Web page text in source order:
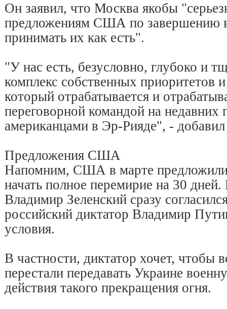
Он заявил, что Москва якобы
предложениям США по завершению
принимать их как есть".
"У нас есть, безусловно, глубоко и
комплекс собственных приоритетов
который отрабатывается и
переговорной командой на недавних
американцами в Эр-Рияде", -
Предложения США
Напомним, США в марте предложили
начать полное перемирие на 30
Владимир Зеленский сразу
российский диктатор Владимир
условия.
В частности, диктатор хочет, чтобы
перестали передавать Украине
действия такого прекращения огня.